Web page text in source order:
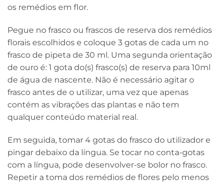
os remédios em flor.
Pegue no frasco ou frascos de reserva dos remédios
florais escolhidos e coloque 3 gotas de cada um no
frasco de pipeta de 30 ml. Uma segunda orientação
de ouro é: 1 gota do(s) frasco(s) de reserva para 10ml
de água de nascente. Não é necessário agitar o
frasco antes de o utilizar, uma vez que apenas
contém as vibrações das plantas e não tem
qualquer conteúdo material real.
Em seguida, tomar 4 gotas do frasco do utilizador e
pingar debaixo da língua. Se tocar no conta-gotas
com a língua, pode desenvolver-se bolor no frasco.
Repetir a toma dos remédios de flores pelo menos